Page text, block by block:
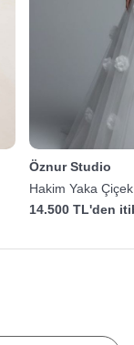
Öznur Studio
Hakim Yaka
14.500 TL'den